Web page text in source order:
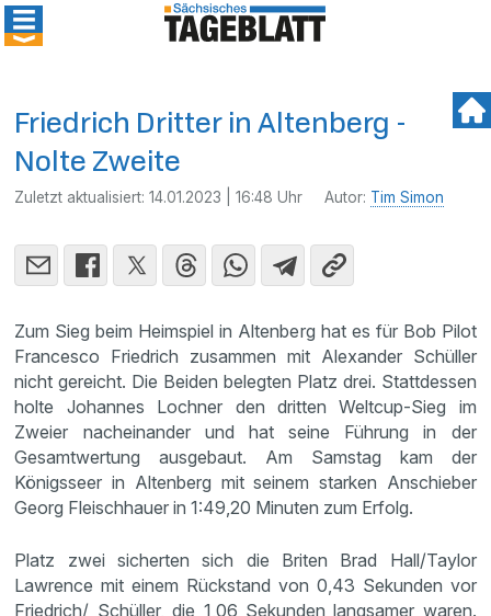
Friedrich Dritter in Altenberg -
Nolte Zweite
Zuletzt aktualisiert:14.01.2023 | 16:48 Uhr Autor: Tim Simon
Zum Sieg beim Heimspiel in Altenberg hat es für Bob Pilot
Francesco Friedrich zusammen mit Alexander Schüller
nicht gereicht. Die Beiden belegten Platz drei. Stattdessen
holte Johannes Lochner den dritten Weltcup-Sieg im
Zweier nacheinander und hat seine Führung in der
Gesamtwertung ausgebaut. Am Samstag kam der
Königsseer in Altenberg mit seinem starken Anschieber
Georg Fleischhauer in 1:49,20 Minuten zum Erfolg.
Platz zwei sicherten sich die Briten Brad Hall/Taylor
Lawrence mit einem Rückstand von 0,43 Sekunden vor
Friedrich/ Schüller, die 1,06 Sekunden langsamer waren.